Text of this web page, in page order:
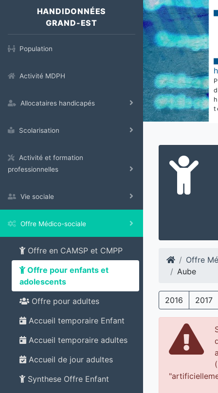
HANDIDONNÉES
GRAND-EST
Population
Activité MDPH
Allocataires handicapés
Scolarisation
Activité et formation
professionnelles
Vie sociale
Offre Médico-sociale
Offre en CAMSP et CMPP
Offre pour enfants et
adolescents
Offre pour adultes
Accueil temporaire Enfant
Accueil temporaire adultes
Accueil de jour adultes
Synthese Offre Enfant
Offre
Aube
2016 2017